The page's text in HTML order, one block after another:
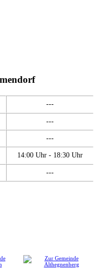
---
---
---
14:00 Uhr - 18:30 Uhr
---